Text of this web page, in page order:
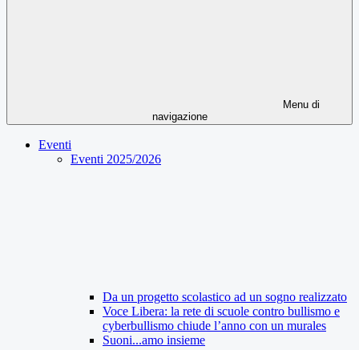
Menu di
navigazione
Eventi
Eventi 2025/2026
Da un progetto scolastico ad un sogno realizzato
Voce Libera: la rete di scuole contro bullismo e
cyberbullismo chiude l’anno con un murales
Suoni...amo insieme